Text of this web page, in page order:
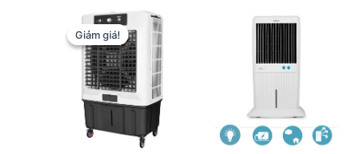
Giảm giá!
Giảm giá!